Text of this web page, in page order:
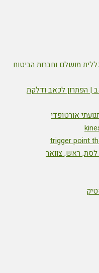
מושלם וחברות הביטוח
| הפתרון לכאב ודלקת
אורטופדי
לסת, ראש, צוואר